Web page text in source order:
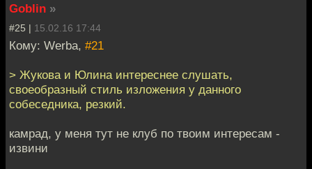
Goblin »
#25 | 15.02.16 17:44
Кому: Werba, #21
> Жукова и Юлина интереснее слушать,
своеобразный стиль изложения у данного
собеседника, резкий.
камрад, у меня тут не клуб по твоим интересам -
извини